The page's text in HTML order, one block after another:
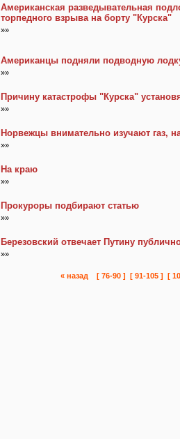
Американская разведывательная
торпедного взрыва на борту "Курска"
»»
Американцы подняли подводную
»»
Причину катастрофы "Курска"
»»
Норвежцы внимательно изучают газ,
»»
На краю
»»
Прокуроры подбирают статью
»»
Березовский отвечает Путину
»»
« назад [ 76-90 ] [ 91-105 ] [